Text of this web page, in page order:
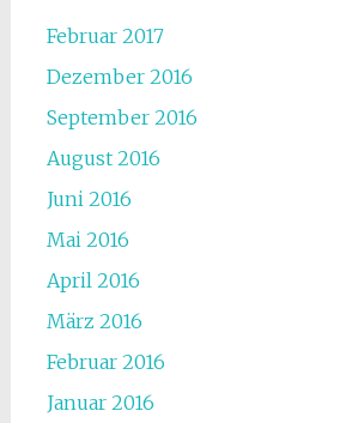
Februar 2017
Dezember 2016
September 2016
August 2016
Juni 2016
Mai 2016
April 2016
März 2016
Februar 2016
Januar 2016